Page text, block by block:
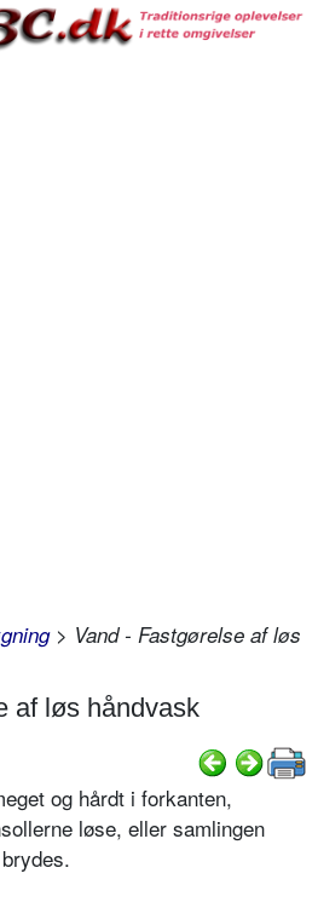
> Vand - Fastgørelse af løs
af løs håndvask
og hårdt i forkanten,
løse, eller samlingen